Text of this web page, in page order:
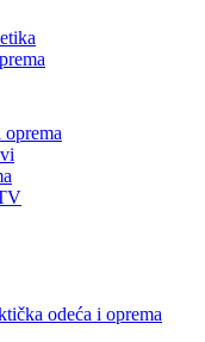
odeća i oprema